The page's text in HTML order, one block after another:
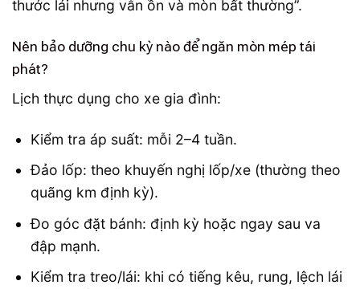
thước lái nhưng vẫn ồn và mòn bất thường”.
Nên bảo dưỡng chu kỳ nào để ngăn mòn mép tái
phát?
Lịch thực dụng cho xe gia đình:
Kiểm tra áp suất: mỗi 2–4 tuần.
Đảo lốp: theo khuyến nghị lốp/xe (thường theo
quãng km định kỳ).
Đo góc đặt bánh: định kỳ hoặc ngay sau va
đập mạnh.
Kiểm tra treo/lái: khi có tiếng kêu, rung, lệch lái